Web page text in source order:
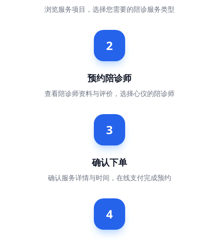
浏览服务项目，选择您需要的陪诊服务类型
2
预约陪诊师
查看陪诊师资料与评价，选择心仪的陪诊师
3
确认下单
确认服务详情与时间，在线支付完成预约
4